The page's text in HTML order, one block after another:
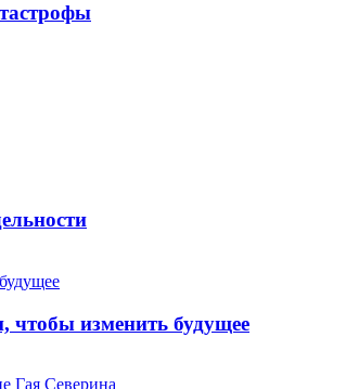
чтобы изменить будущее